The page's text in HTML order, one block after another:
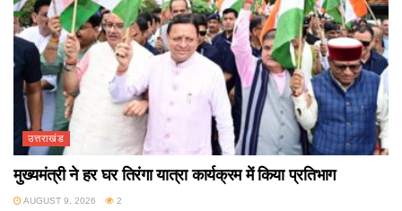
उत्तराखंड
मुख्यमंत्री ने हर घर तिरंगा यात्रा कार्यक्रम में किया प्रतिभाग
AUGUST 9, 2026 2